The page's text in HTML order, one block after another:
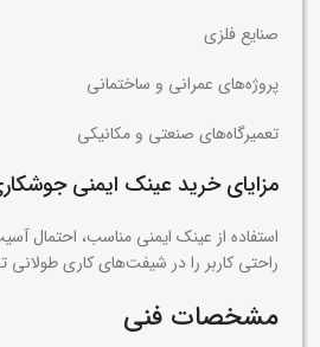
صنایع فلزی
پروژه‌های عمرانی و ساختمانی
تعمیرگاه‌های صنعتی و مکانیکی
مزایای خرید عینک ایمنی جوشکاری
راحتی کاربر را در شیفت‌های کاری
مشخصات فنی